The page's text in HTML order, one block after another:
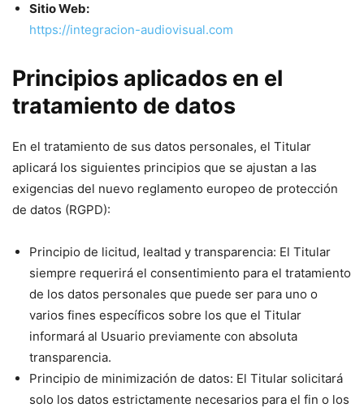
Sitio Web:
https://integracion-audiovisual.com
Principios aplicados en el
tratamiento de datos
En el tratamiento de sus datos personales, el Titular
aplicará los siguientes principios que se ajustan a las
exigencias del nuevo reglamento europeo de protección
de datos (RGPD):
Principio de licitud, lealtad y transparencia: El Titular
siempre requerirá el consentimiento para el tratamiento
de los datos personales que puede ser para uno o
varios fines específicos sobre los que el Titular
informará al Usuario previamente con absoluta
transparencia.
Principio de minimización de datos: El Titular solicitará
solo los datos estrictamente necesarios para el fin o los